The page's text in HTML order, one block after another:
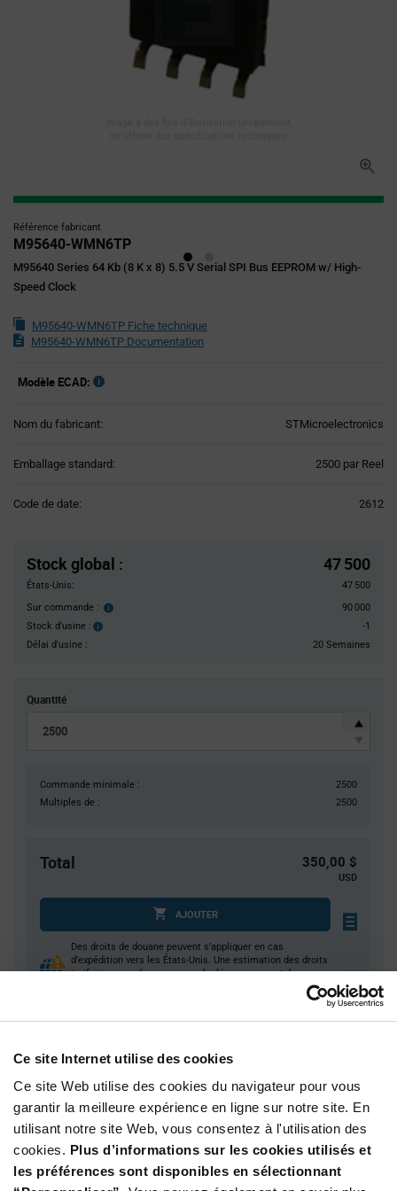
Ce site Internet utilise des cookies
Ce site Web utilise des cookies du navigateur pour vous
garantir la meilleure expérience en ligne sur notre site. En
utilisant notre site Web, vous consentez à l'utilisation des
cookies. Plus d’informations sur les cookies utilisés et
les préférences sont disponibles en sélectionnant
Référence fabricant
M95640-WMN6TP
M95640 Series 64 Kb (8 K x 8) 5.5 V Serial SPI Bus EEPROM w/ High-
Speed Clock
M95640-WMN6TP Fiche technique
M95640-WMN6TP Documentation
Modèle ECAD:
Nom du fabricant: STMicroelectronics
Emballage standard: 2500 par Reel
Code de date: 2612
Stock global : 47 500
États-Unis:
47 500
Sur commande : Order
inventroy
90 000
Stock d'usine :
Stock
-1
Délai d'usine :
20 Semaines
Quantité
Commande minimale :
2500
Multiples de :
2500
Total 350,00 $
USD
AJOUTER
Des droits de douane peuvent s’appliquer en cas
d’expédition vers les États-Unis. Une estimation des droits
tarifaires sera dans ce cas calculée au moment du
Quantité Prix unitaire
2 500+ $0.14
Variant
Information
section
Emballages disponibles